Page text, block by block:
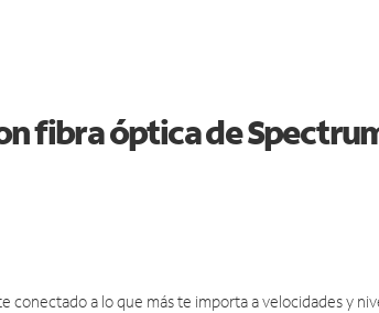
fibra óptica de
a lo que más te importa a velocidades y